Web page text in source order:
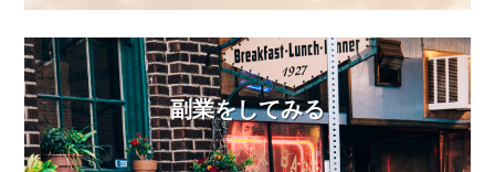
副業をしてみる